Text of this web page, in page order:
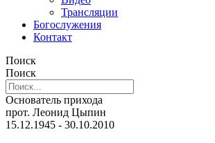
Трансляции
Богослужения
Контакт
Поиск
Поиск
Основатель прихода
прот. Леонид Цыпин
15.12.1945 - 30.10.2010